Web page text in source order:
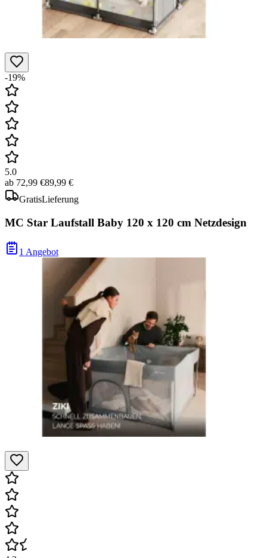
-19%
5.0
ab 72,99 €89,99 €
GratisLieferung
MC Star Laufstall Baby 120 x 120 cm Netzdesign
1 Angebot